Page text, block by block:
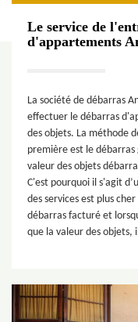
Le service de
d'appartements
La société de débarras
effectuer le débarras
des objets. La méthode
première est le
valeur des objets
C'est pourquoi il s'agit
des services est plus
débarras facturé et
que la valeur des objets,